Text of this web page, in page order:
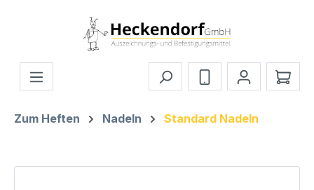
Zum Hauptinhalt springen
Zum Heften Nadeln Standard Nadeln